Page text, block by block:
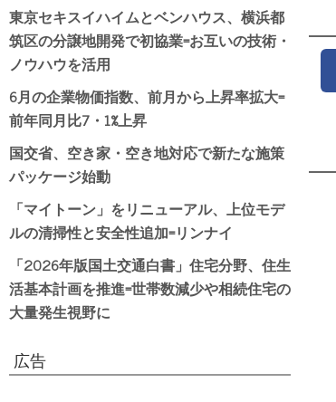
東京セキスイハイムとベンハウス、横浜都
筑区の分譲地開発で初協業=お互いの技術・
ノウハウを活用
6月の企業物価指数、前月から上昇率拡大=
前年同月比7・1%上昇
国交省、空き家・空き地対応で新たな施策
パッケージ始動
「マイトーン」をリニューアル、上位モデ
ルの清掃性と安全性追加=リンナイ
「2026年版国土交通白書」住宅分野、住生
活基本計画を推進=世帯数減少や相続住宅の
大量発生視野に
広告